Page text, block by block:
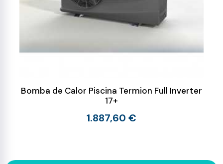
Bomba de Calor Piscina Termion Full Inverter
17+
1.887,60 €